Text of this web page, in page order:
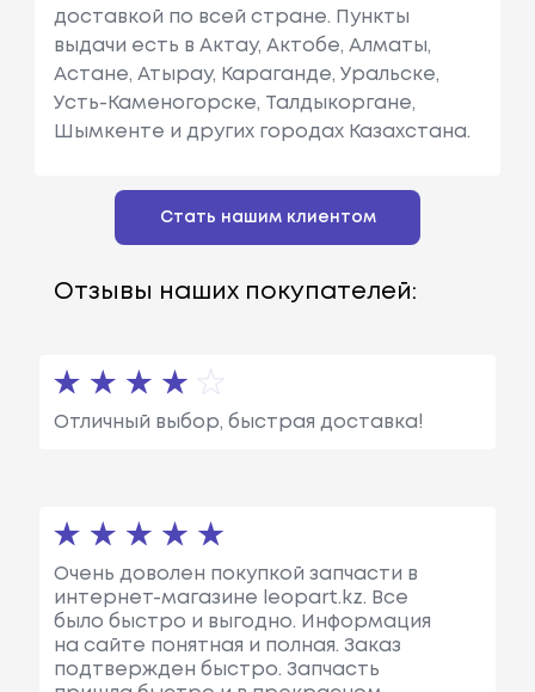
доставкой по всей стране. Пункты
выдачи есть в Актау, Актобе, Алматы,
Астане, Атырау, Караганде, Уральске,
Усть-Каменогорске, Талдыкоргане,
Шымкенте и других городах Казахстана.
Стать нашим клиентом
Отзывы наших покупателей:
Отличный выбор, быстрая доставка!
Очень доволен покупкой запчасти в
интернет-магазине leopart.kz. Все
было быстро и выгодно. Информация
на сайте понятная и полная. Заказ
подтвержден быстро. Запчасть